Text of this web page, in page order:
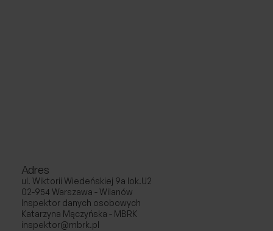
Adres
ul. Wiktorii Wiedeńskiej 9a lok.U2
02-954 Warszawa - Wilanów
Inspektor danych osobowych
Katarzyna Mączyńska - MBRK
inspektor@mbrk.pl